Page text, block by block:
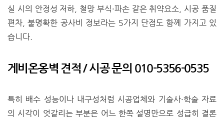
실 시의 안정성 저하, 철망 부식·파손 같은 취약요소, 시공 품질
편차, 불명확한 공사비 정보라는 5가지 단점도 함께 가지고 있
습니다.
게비온옹벽 견적 / 시공 문의 010-5356-0535
특히 배수 성능이나 내구성처럼 시공업체와 기술사·학술 자료
의 시각이 엇갈리는 부분은 어느 한쪽 설명만으로 성급히 결론